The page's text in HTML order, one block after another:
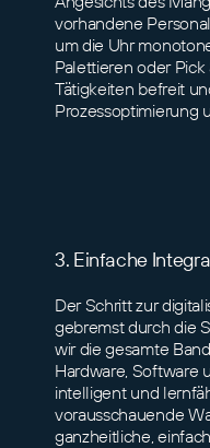
vorhandene
um die Uhr
Palettieren oder
Tätigkeiten befreit
Prozessoptimierung
3. Einfache
Der Schritt zur
gebremst durch die
wir die gesamte
Hardware, Software
intelligent und
vorausschauende
ganzheitliche,